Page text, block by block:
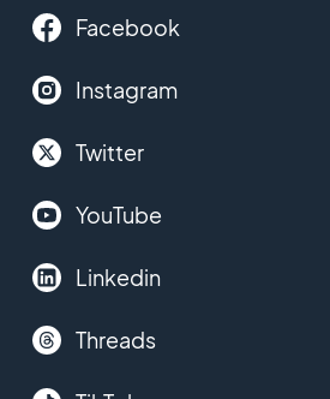
Facebook
Instagram
Twitter
YouTube
Linkedin
Threads